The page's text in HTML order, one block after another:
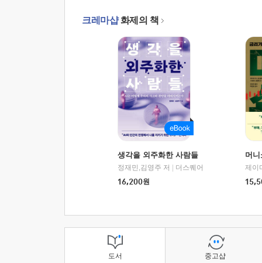
크레마샵화제의 책
생각을 외주화한 사람들
정재민,김영주 저
더스퀘어
16,200원
머
도서 중고샵